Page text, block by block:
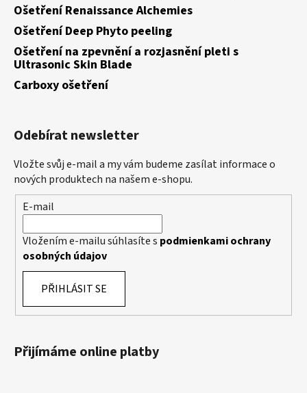
Ošetření Renaissance Alchemies
Ošetření Deep Phyto peeling
Ošetření na zpevnění a rozjasnění pleti s
Ultrasonic Skin Blade
Carboxy ošetření
Odebírat newsletter
Vložte svůj e-mail a my vám budeme zasílat informace o
nových produktech na našem e-shopu.
E-mail
Vložením e-mailu súhlasíte s podmienkami ochrany
osobných údajov
PŘIHLÁSIT SE
Přijímáme online platby